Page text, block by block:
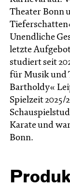
Theater Bonn
Unendliche
letzte
studiert seit
für Musik und
Bartholdy«
Spielzeit 2025/
Karate und
Bonn.